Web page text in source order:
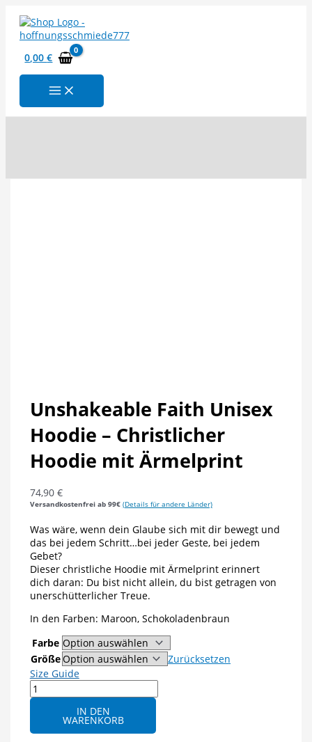
Inhalt
springen
0,00€
Unshakeable Faith Unisex
Hoodie – Christlicher
Hoodie mit Ärmelprint
74,90 €
Versandkostenfrei ab 99€ (Details für andere Länder)
Was wäre, wenn dein Glaube sich mit dir bewegt und
das bei jedem Schritt…bei jeder Geste, bei jedem
Gebet?
Dieser christliche Hoodie mit Ärmelprint erinnert
dich daran: Du bist nicht allein, du bist getragen von
unerschütterlicher Treue.
In den Farben: Maroon, Schokoladenbraun
Farbe
Größe
Zurücksetzen
Size Guide
Unshakeable
Faith
IN DEN
WARENKORB